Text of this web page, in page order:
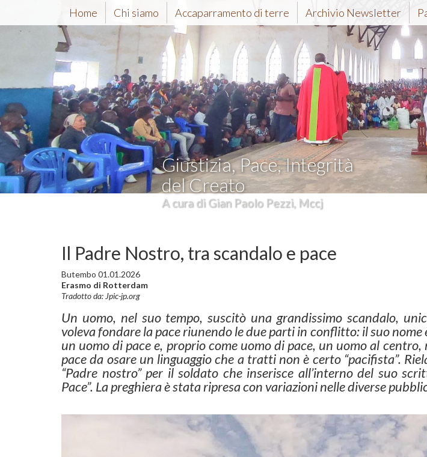
Home Chi siamo Accaparramento di terre Archivio Newsletter
Giustizia, Pace, Integrità
del Creato
A cura di Gian Paolo Pezzi, Mccj
Il Padre Nostro, tra scandalo e pace
Butembo 01.01.2026
Erasmo di Rotterdam
Tradotto da: Jpic-jp.org
Un uomo, nel suo tempo, suscitò una grandissimo scandalo,
voleva fondare la pace riunendo le due parti in conflitto: il suo nome
un uomo di pace e, proprio come uomo di pace, un uomo al
pace da osare un linguaggio che a tratti non è certo “pacifista”.
“Padre nostro” per il soldato che inserisce all’interno del suo
Pace”. La preghiera è stata ripresa con variazioni nelle diverse